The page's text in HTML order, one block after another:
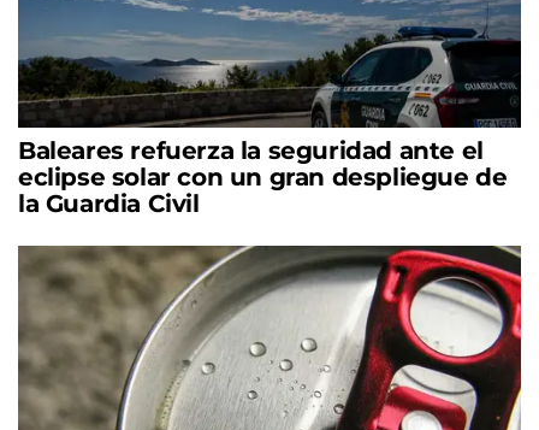
Baleares refuerza la seguridad ante el
eclipse solar con un gran despliegue de
la Guardia Civil